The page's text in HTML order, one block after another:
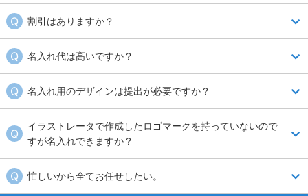
正式注文の前に見積書等が必要な場合は、各商品ページの「在庫確認・
見積依頼する」ボタンをクリックし、お見積もりフォームからご依頼い
ただくか、お電話で弊社スタッフまでお問い合わせください。
記念品工房では専任の自社スタッフがのし・包装を行っております。そ
の他、メッセージカードの添付や持ち帰り用袋もご対応させていただき
ます。それぞれの単価は各商品ページにて事前にご確認いただけます。
割引はありますか？
記念品工房では、ご注文いただく数量によって割引価格が変動いたしま
す。標準数量内のご注文は各商品ページにて割引価格をご確認いただけ
ます。また、標準数量以上（大ロット）でのご注文については特別価格
でご提案させていただきますので、お気軽にお問い合わせください。
名入れ代は高いですか？
名入れは商品によって最適な方法（パッド印刷・シルク印刷・レーザー
彫刻・箔押し・インクジェット等）が異なるため、名入れ代についても
各商品ページをご確認ください。
名入れ用のデザインは提出が必要ですか？
ウト校正の案を作成し、提出させていただきます。（無料）
イラストレータで作成したロゴマークを持っていないので
すが名入れできますか？
弊社デザイナーが画像をトレースして作成いたします。出来る限り高解
像度の画像をご準備ください。なお、トレース作業が発生するためレイ
忙しいから全てお任せしたい。